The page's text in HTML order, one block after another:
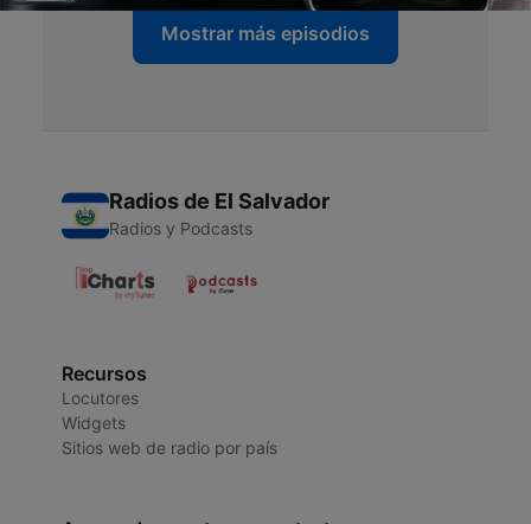
Mostrar más episodios
Radios de El Salvador
Radios y Podcasts
Recursos
Locutores
Widgets
Sitios web de radio por país